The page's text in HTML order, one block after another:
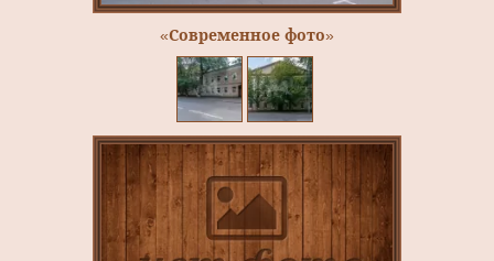
«Современное фото»